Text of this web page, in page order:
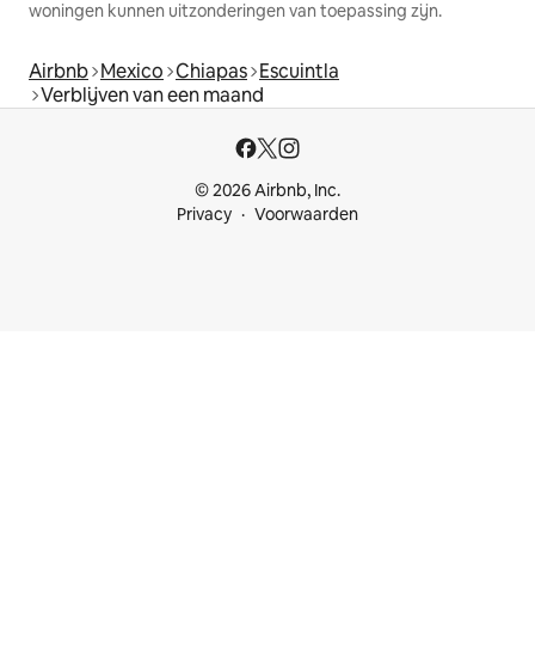
woningen kunnen uitzonderingen van toepassing zijn.
Airbnb Mexico Chiapas Escuintla
Verblijven van een maand
© 2026 Airbnb, Inc.
Privacy
Voorwaarden